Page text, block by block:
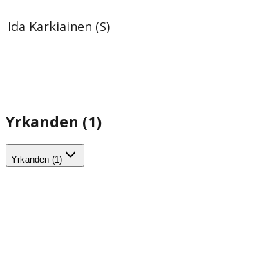
Ida Karkiainen (S)
Yrkanden (1)
Yrkanden (1)